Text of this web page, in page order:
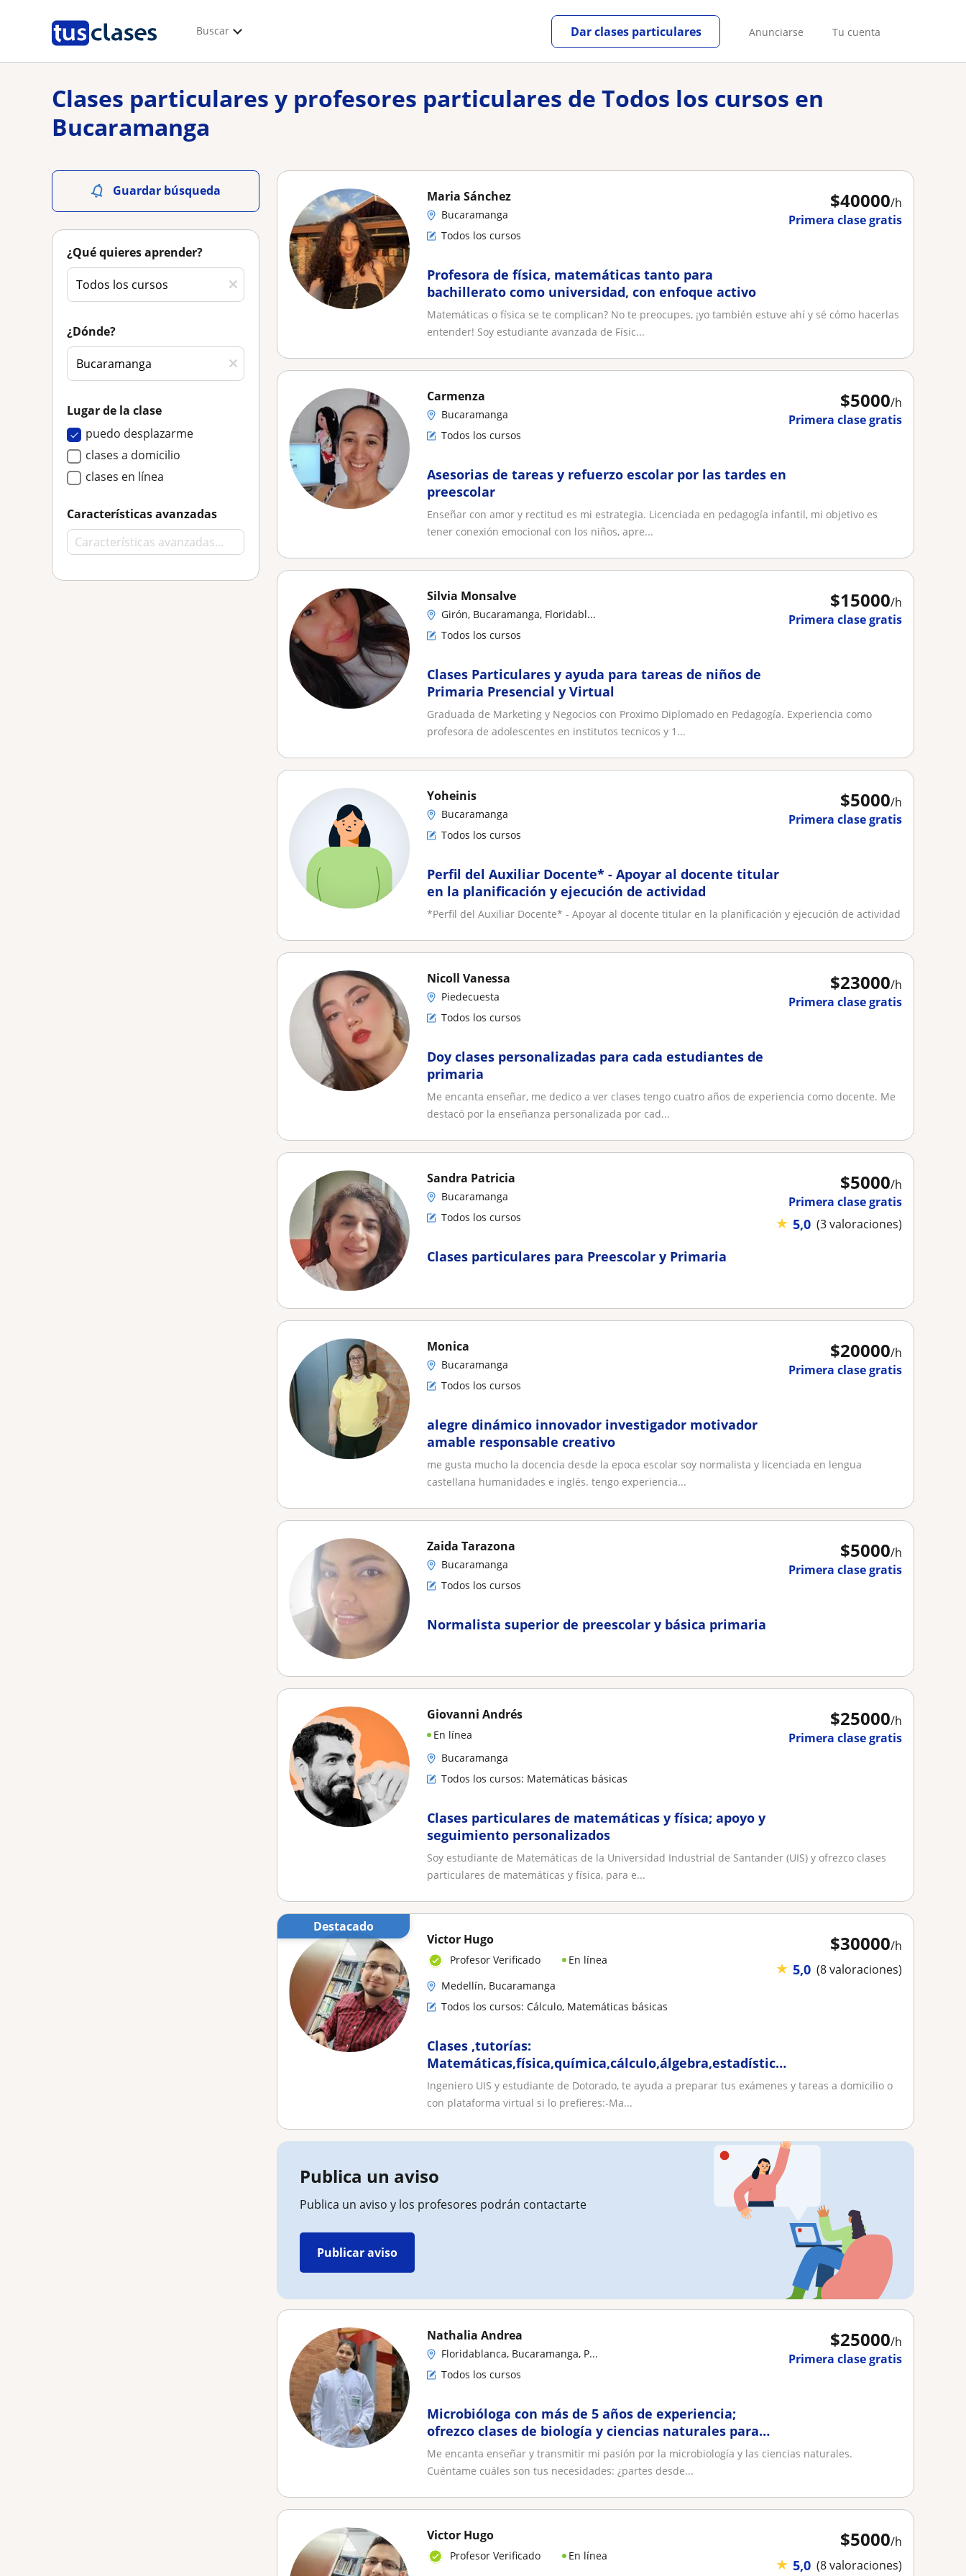
Buscar Anunciarse Tu cuenta
Dar clases particulares
Clases particulares y profesores particulares de Todos los cursos en
Bucaramanga
Guardar búsqueda
¿Qué quieres aprender?
¿Dónde?
Lugar de la clase
puedo desplazarme
clases a domicilio
clases en línea
Características avanzadas
$40000/h
Primera clase gratis
Maria Sánchez
Bucaramanga
Todos los cursos
Profesora de física, matemáticas tanto para
bachillerato como universidad, con enfoque activo
Matemáticas o física se te complican? No te preocupes, ¡yo también estuve ahí y sé cómo hacerlas
entender! Soy estudiante avanzada de Físic...
$5000/h
Primera clase gratis
Carmenza
Bucaramanga
Todos los cursos
Asesorias de tareas y refuerzo escolar por las tardes en
preescolar
Enseñar con amor y rectitud es mi estrategia. Licenciada en pedagogía infantil, mi objetivo es
tener conexión emocional con los niños, apre...
$15000/h
Primera clase gratis
Silvia Monsalve
Girón, Bucaramanga, Floridabl...
Todos los cursos
Clases Particulares y ayuda para tareas de niños de
Primaria Presencial y Virtual
Graduada de Marketing y Negocios con Proximo Diplomado en Pedagogía. Experiencia como
profesora de adolescentes en institutos tecnicos y 1...
$5000/h
Primera clase gratis
Yoheinis
Bucaramanga
Todos los cursos
Perfil del Auxiliar Docente* - Apoyar al docente titular
en la planificación y ejecución de actividad
*Perfil del Auxiliar Docente* - Apoyar al docente titular en la planificación y ejecución de actividad
$23000/h
Primera clase gratis
Nicoll Vanessa
Piedecuesta
Todos los cursos
Doy clases personalizadas para cada estudiantes de
primaria
Me encanta enseñar, me dedico a ver clases tengo cuatro años de experiencia como docente. Me
destacó por la enseñanza personalizada por cad...
$5000/h
Primera clase gratis
★ 5,0 (3 valoraciones)
Sandra Patricia
Bucaramanga
Todos los cursos
Clases particulares para Preescolar y Primaria
$20000/h
Primera clase gratis
Monica
Bucaramanga
Todos los cursos
alegre dinámico innovador investigador motivador
amable responsable creativo
me gusta mucho la docencia desde la epoca escolar soy normalista y licenciada en lengua
castellana humanidades e inglés. tengo experiencia...
$5000/h
Primera clase gratis
Zaida Tarazona
Bucaramanga
Todos los cursos
Normalista superior de preescolar y básica primaria
$25000/h
Primera clase gratis
Giovanni Andrés
En línea
Bucaramanga
Todos los cursos: Matemáticas básicas
Clases particulares de matemáticas y física; apoyo y
seguimiento personalizados
Soy estudiante de Matemáticas de la Universidad Industrial de Santander (UIS) y ofrezco clases
particulares de matemáticas y física, para e...
Destacado
$30000/h
★ 5,0 (8 valoraciones)
Victor Hugo
Profesor Verificado
En línea
Medellín, Bucaramanga
Todos los cursos: Cálculo, Matemáticas básicas
Clases ,tutorías:
Matemáticas,física,química,cálculo,álgebra,estadística,matemática
financiera
Ingeniero UIS y estudiante de Dotorado, te ayuda a preparar tus exámenes y tareas a domicilio o
con plataforma virtual si lo prefieres:-Ma...
Publica un aviso
Publica un aviso y los profesores podrán contactarte
Publicar aviso
$25000/h
Primera clase gratis
Nathalia Andrea
Floridablanca, Bucaramanga, P...
Todos los cursos
Microbióloga con más de 5 años de experiencia;
ofrezco clases de biología y ciencias naturales para
todos los niveles
Me encanta enseñar y transmitir mi pasión por la microbiología y las ciencias naturales.
Cuéntame cuáles son tus necesidades: ¿partes desde...
$5000/h
★ 5,0 (8 valoraciones)
Victor Hugo
Profesor Verificado
En línea